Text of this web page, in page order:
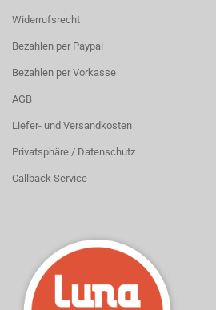
Widerrufsrecht
Bezahlen per Paypal
Bezahlen per Vorkasse
AGB
Liefer- und Versandkosten
Privatsphäre / Datenschutz
Callback Service